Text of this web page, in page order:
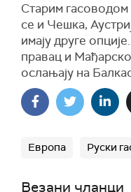
Старим гасоводом
се и Чешка,
имају друге
правац и
ослањају на
Европа Руски
Везани чланци